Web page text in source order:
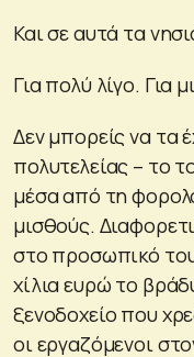
Και σε αυτά τα
Για πολύ λίγο. Για
Δεν μπορείς να τα
πολυτελείας – το
μέσα από τη
μισθούς.
στο προσωπικό
χίλια ευρώ το
ξενοδοχείο που
οι εργαζόμενοι